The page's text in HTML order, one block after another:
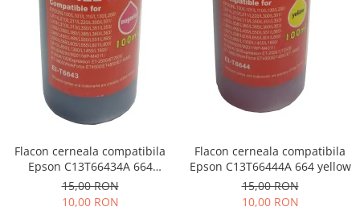
Flacon cerneala compatibila
Epson C13T66434A 664
magenta
15,00 RON
10,00 RON
Flacon cerneala compatibila
Epson C13T66444A 664 yellow
15,00 RON
10,00 RON